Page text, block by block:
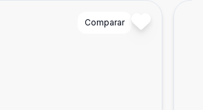
Comparar